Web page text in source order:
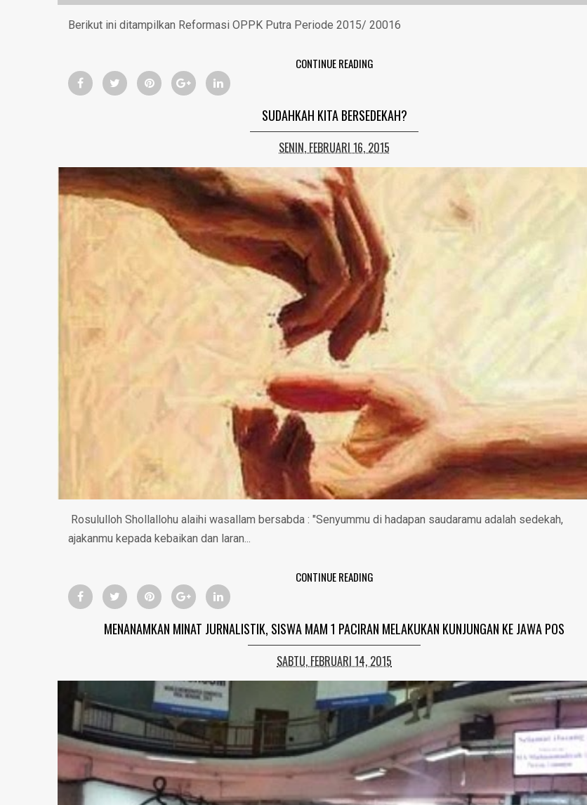
Berikut ini ditampilkan Reformasi OPPK Putra Periode 2015/ 20016
CONTINUE READING
SUDAHKAH KITA BERSEDEKAH?
SENIN, FEBRUARI 16, 2015
‪ Rosululloh Shollallohu alaihi wasallam bersabda : "Senyummu di hadapan saudaramu adalah sedekah,
ajakanmu kepada kebaikan dan laran...
CONTINUE READING
MENANAMKAN MINAT JURNALISTIK, SISWA MAM 1 PACIRAN MELAKUKAN KUNJUNGAN KE JAWA POS
SABTU, FEBRUARI 14, 2015